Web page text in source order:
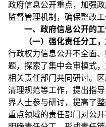
政府信息公开重点，加强
监督管理机制，确保整改工
一、政府信息公开的
（一）强化责任分工
行政权力信息公开不全面
题，探索了集中会审模式
相关责任部门共同研讨。
清理规范等工作，提出指
界人士参与研讨，提高了
重点领域的责任部门对公